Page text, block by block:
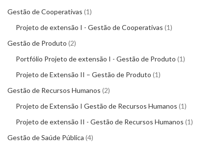
Gestão de Cooperativas 1
Projeto de extensão I - Gestão de Cooperativas 1
Gestão de Produto 2
Portfólio Projeto de extensão I - Gestão de Produto 1
Projeto de Extensão II – Gestão de Produto 1
Gestão de Recursos Humanos 2
Projeto de Extensão I Gestão de Recursos Humanos 1
Projeto de extensão II - Gestão de Recursos Humanos 1
Gestão de Saúde Pública 4